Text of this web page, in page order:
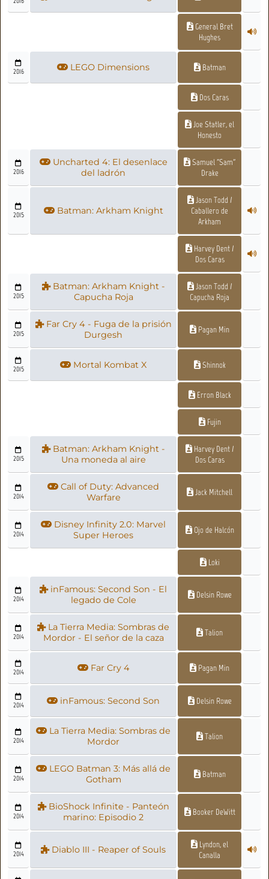
General Bret
Hughes
2016 LEGO Dimensions Batman
Dos Caras
Joe Statler, el
Honesto
2016
Uncharted 4: El desenlace
del ladrón
Samuel "Sam"
Drake
2015 Batman: Arkham Knight
Jason Todd /
Caballero de
Arkham
Harvey Dent /
Dos Caras
2015
Batman: Arkham Knight -
Capucha Roja
Jason Todd /
Capucha Roja
2015
Far Cry 4 - Fuga de la prisión
Durgesh
Pagan Min
2015 Mortal Kombat X Shinnok
Erron Black
Fujin
2015
Batman: Arkham Knight -
Una moneda al aire
Harvey Dent /
Dos Caras
2014
Call of Duty: Advanced
Warfare
Jack Mitchell
2014
Disney Infinity 2.0: Marvel
Super Heroes
Ojo de Halcón
Loki
2014
inFamous: Second Son - El
legado de Cole
Delsin Rowe
2014
La Tierra Media: Sombras de
Mordor - El señor de la caza
Talion
2014 Far Cry 4 Pagan Min
2014 inFamous: Second Son Delsin Rowe
2014
La Tierra Media: Sombras de
Mordor
Talion
2014
LEGO Batman 3: Más allá de
Gotham
Batman
2014
BioShock Infinite - Panteón
marino: Episodio 2
Booker DeWitt
2014 Diablo III - Reaper of Souls
Lyndon, el
Canalla